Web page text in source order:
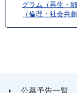
グラム（再生・
（倫理・社会共
公募予告一覧